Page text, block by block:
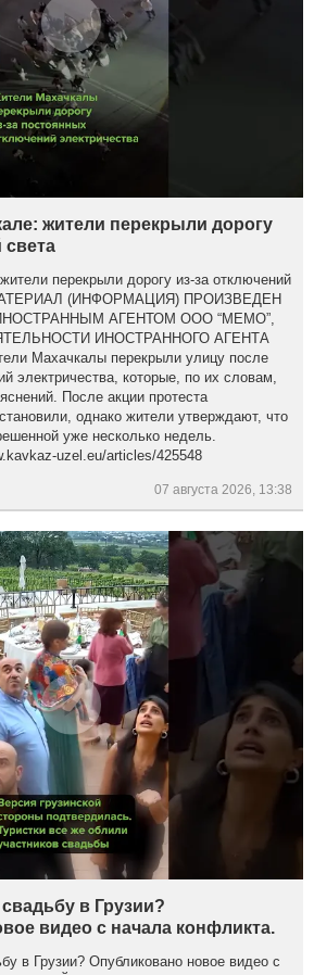
жители перекрыли дорогу
света
перекрыли дорогу из-за отключений
(ИНФОРМАЦИЯ) ПРОИЗВЕДЕН
АГЕНТОМ ООО “МЕМО”,
ИНОСТРАННОГО АГЕНТА
Махачкалы перекрыли улицу после
электричества, которые, по их словам,
После акции протеста
однако жители утверждают, что
уже несколько недель.
uzel.eu/articles/425548
07 августа 2026, 13:38
в Грузии?
видео с начала конфликта.
в Грузии? Опубликовано новое видео с